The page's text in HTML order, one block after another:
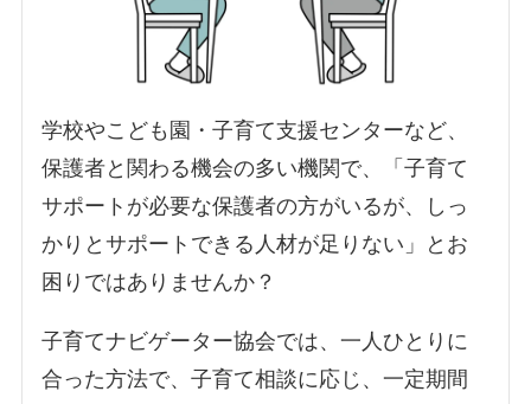
学校やこども園・子育て支援センターなど、
保護者と関わる機会の多い機関で、「子育て
サポートが必要な保護者の方がいるが、しっ
かりとサポートできる人材が足りない」とお
困りではありませんか？
子育てナビゲーター協会では、一人ひとりに
合った方法で、子育て相談に応じ、一定期間